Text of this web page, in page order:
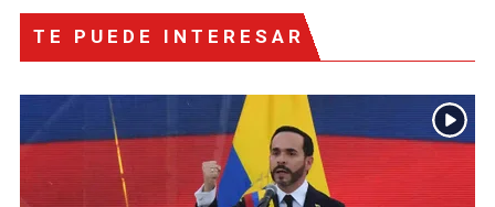
TE PUEDE INTERESAR